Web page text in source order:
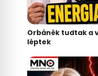
Orbánék tudtak a
léptek